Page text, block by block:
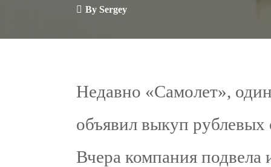
By Sergey
Недавно «Самолет»,
объявил выкуп рублевых
Вчера компания подвела